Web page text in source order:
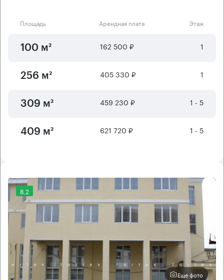
Площадь Арендная плата Этаж
100 м² 162 500 ₽ 1
256 м² 405 330 ₽ 1
309 м² 459 230 ₽ 1 - 5
409 м² 621 720 ₽ 1 - 5
8.2
Еще фото